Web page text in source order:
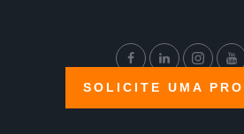
SOLICITE UMA